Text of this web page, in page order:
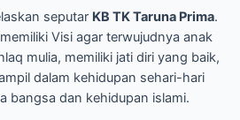
seputar KB TK Taruna Prima.
Visi agar terwujudnya anak
mulia, memiliki jati diri yang baik,
dalam kehidupan sehari-hari
bangsa dan kehidupan islami.